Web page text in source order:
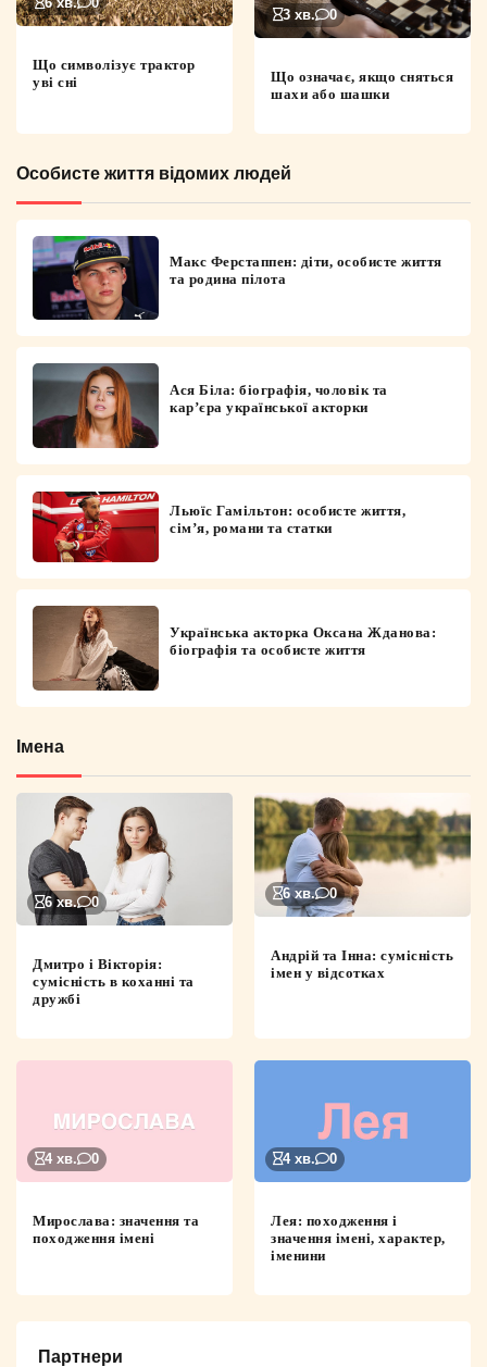
6 хв. 0
Що символізує трактор
уві сні
3 хв. 0
Що означає, якщо сняться
шахи або шашки
Особисте життя відомих людей
Макс Ферстаппен: діти, особисте життя
та родина пілота
Ася Біла: біографія, чоловік та
кар’єра української акторки
Льюїс Гамільтон: особисте життя,
сім’я, романи та статки
Українська акторка Оксана Жданова:
біографія та особисте життя
Імена
6 хв. 0
Дмитро і Вікторія:
сумісність в коханні та
дружбі
6 хв. 0
Андрій та Інна: сумісність
імен у відсотках
4 хв. 0
Мирослава: значення та
походження імені
4 хв. 0
Лея: походження і
значення імені, характер,
іменини
Партнери